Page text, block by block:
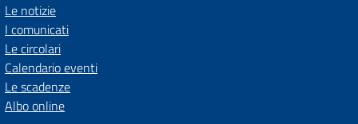
Le notizie
I comunicati
Le circolari
Calendario eventi
Le scadenze
Albo online